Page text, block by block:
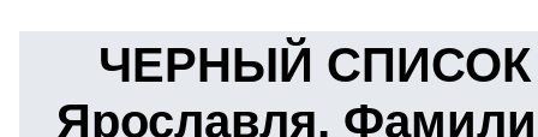
ЧЕРНЫЙ СПИСОК
Ярославля,